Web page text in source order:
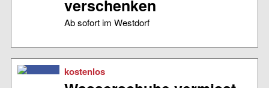
verschenken
Ab sofort im Westdorf
kostenlos